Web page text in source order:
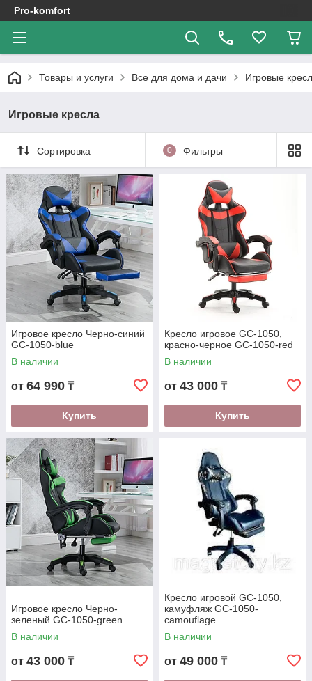
Pro-komfort
Товары и услуги Все для дома и дачи Игровые
Игровые кресла
Сортировка 0 Фильтры
Игровое кресло Черно-синий
GC-1050-blue
В наличии
от 64 990 ₸
Купить
Кресло игровое GC-1050,
красно-черное GC-1050-red
В наличии
от 43 000 ₸
Купить
Игровое кресло Черно-
зеленый GC-1050-green
В наличии
от 43 000 ₸
Кресло игровой GC-1050,
камуфляж GC-1050-
camouflage
В наличии
от 49 000 ₸